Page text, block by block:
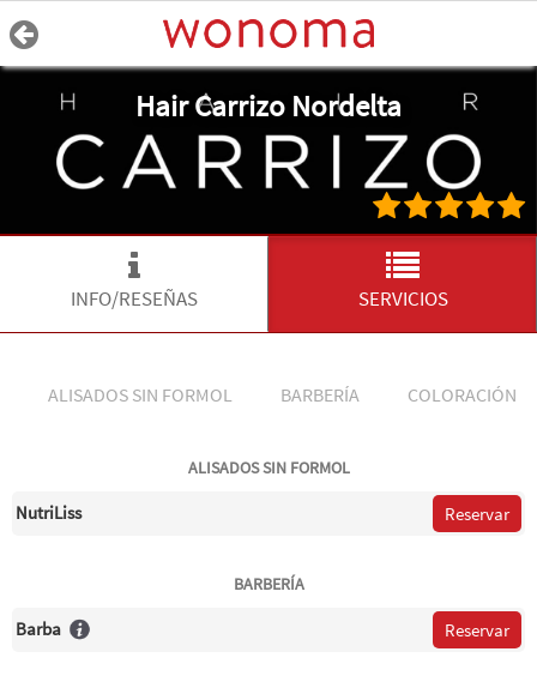
Hair Carrizo Nordelta
INFO/RESEÑAS SERVICIOS
ALISADOS SIN FORMOL BARBERÍA COLORACIÓN
ALISADOS SIN FORMOL
NutriLiss Reservar
BARBERÍA
Barba Reservar